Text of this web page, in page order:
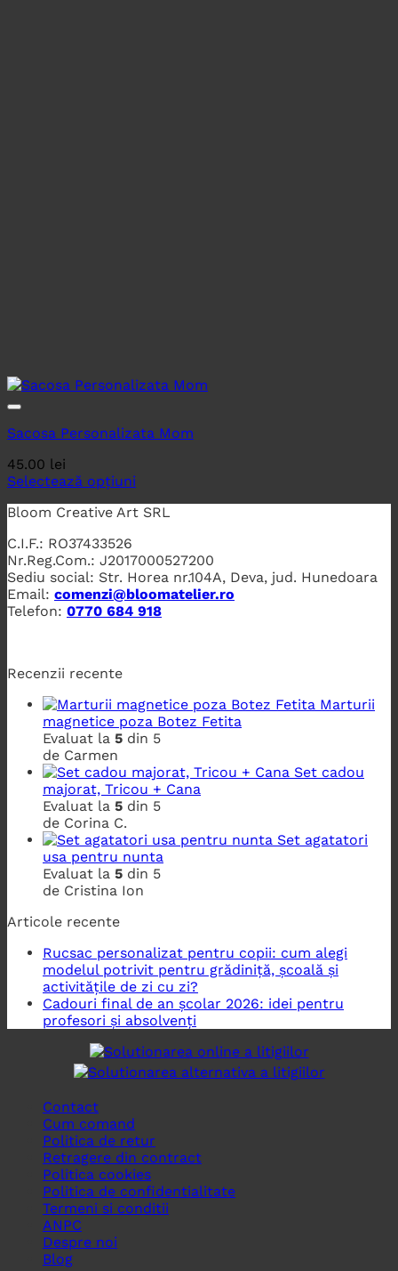
Sacosa Personalizata Mom
45.00 lei
Selectează opțiuni
Bloom Creative Art SRL
C.I.F.: RO37433526
Nr.Reg.Com.: J2017000527200
Sediu social: Str. Horea nr.104A, Deva, jud. Hunedoara
Email: comenzi@bloomatelier.ro
Telefon: 0770 684 918
Recenzii recente
Marturii
magnetice poza Botez Fetita
Evaluat la 5 din 5
de Carmen
Set cadou
majorat, Tricou + Cana
Evaluat la 5 din 5
de Corina C.
Set agatatori
usa pentru nunta
Evaluat la 5 din 5
de Cristina Ion
Articole recente
Rucsac personalizat pentru copii: cum alegi
modelul potrivit pentru grădiniță, școală și
activitățile de zi cu zi?
Cadouri final de an școlar 2026: idei pentru
profesori și absolvenți
Contact
Cum comand
Politica de retur
Retragere din contract
Politica cookies
Politica de confidentialitate
Termeni si conditii
ANPC
Despre noi
Blog